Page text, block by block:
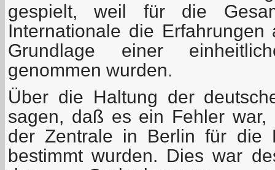
gespielt, weil für die
Internationale die
Grundlage einer
genommen wurden.
Über die Haltung der
sagen, daß es ein Fehler
der Zentrale in Berlin für die
bestimmt wurden. Dies war